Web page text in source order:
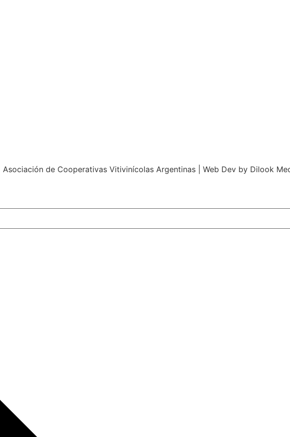
| Asociación de Cooperativas Vitivinícolas Argentinas | Web Dev by Dilook